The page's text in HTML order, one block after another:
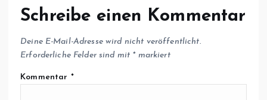
Schreibe einen Kommentar
Deine E-Mail-Adresse wird nicht veröffentlicht.
Erforderliche Felder sind mit *markiert
Kommentar *